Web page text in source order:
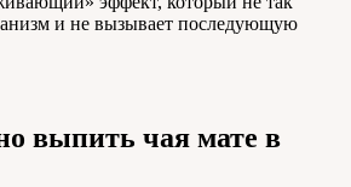
и не вызывает последующую
выпить чая мате в